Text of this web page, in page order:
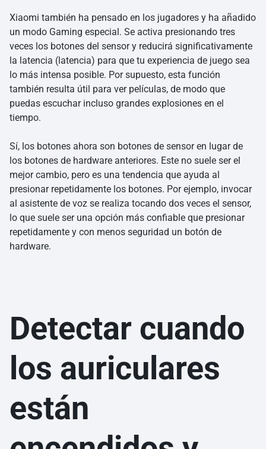
Xiaomi también ha pensado en los jugadores y ha añadido
un modo Gaming especial. Se activa presionando tres
veces los botones del sensor y reducirá significativamente
la latencia (latencia) para que tu experiencia de juego sea
lo más intensa posible. Por supuesto, esta función
también resulta útil para ver películas, de modo que
puedas escuchar incluso grandes explosiones en el
tiempo.
Sí, los botones ahora son botones de sensor en lugar de
los botones de hardware anteriores. Este no suele ser el
mejor cambio, pero es una tendencia que ayuda al
presionar repetidamente los botones. Por ejemplo, invocar
al asistente de voz se realiza tocando dos veces el sensor,
lo que suele ser una opción más confiable que presionar
repetidamente y con menos seguridad un botón de
hardware.
Detectar cuando
los auriculares
están